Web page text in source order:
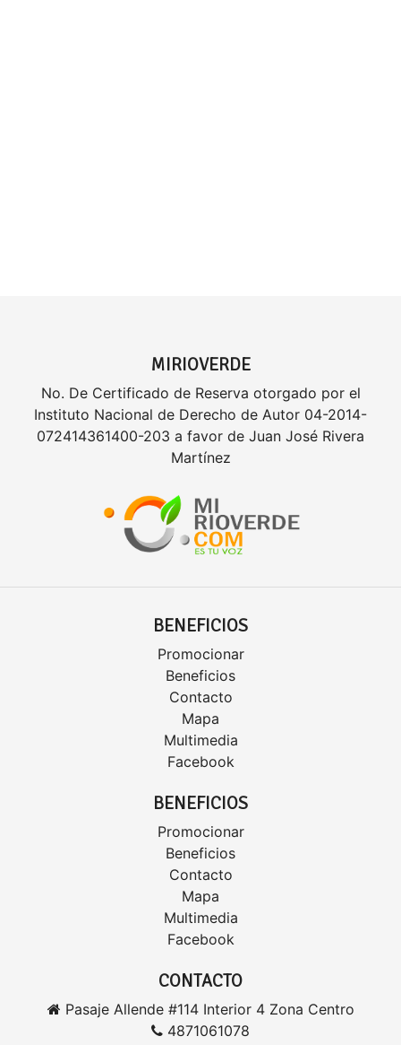
MIRIOVERDE
No. De Certificado de Reserva otorgado por el
Instituto Nacional de Derecho de Autor 04-2014-
072414361400-203 a favor de Juan José Rivera
Martínez
BENEFICIOS
Promocionar
Beneficios
Contacto
Mapa
Multimedia
Facebook
BENEFICIOS
Promocionar
Beneficios
Contacto
Mapa
Multimedia
Facebook
CONTACTO
Pasaje Allende #114 Interior 4 Zona Centro
4871061078